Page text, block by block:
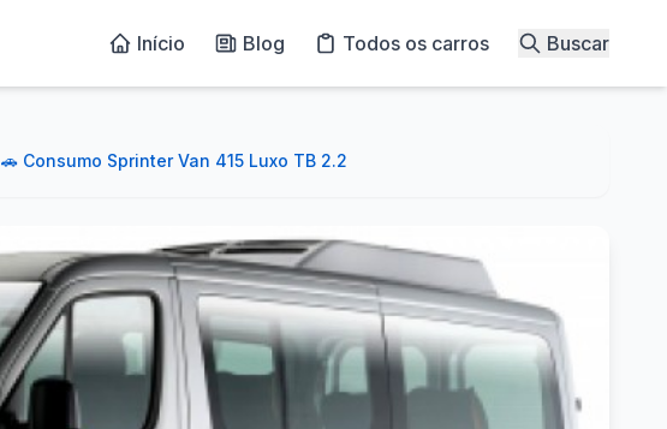
Início Blog Todos os carros Buscar
🚗 Consumo Sprinter Van 415 Luxo TB 2.2